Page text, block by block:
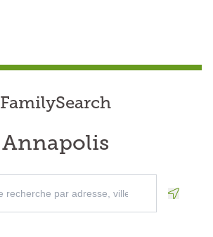
FamilySearch
Annapolis